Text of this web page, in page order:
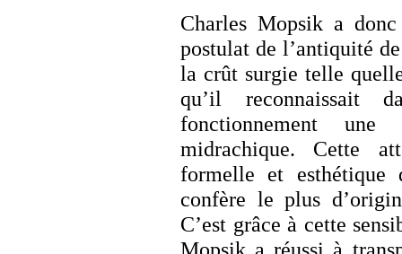
Charles Mopsik a
postulat de l’antiquité
la crût surgie telle
qu’il reconnaissait
fonctionnement
midrachique. Cette
formelle et
confère le plus
C’est grâce à cette
Mopsik a réussi à